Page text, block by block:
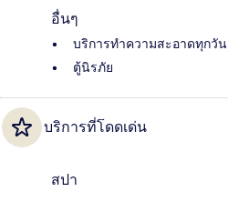
อื่นๆ
บริการทำความสะอาดทุกวัน
ตู้นิรภัย
บริการที่โดดเด่น
สปา